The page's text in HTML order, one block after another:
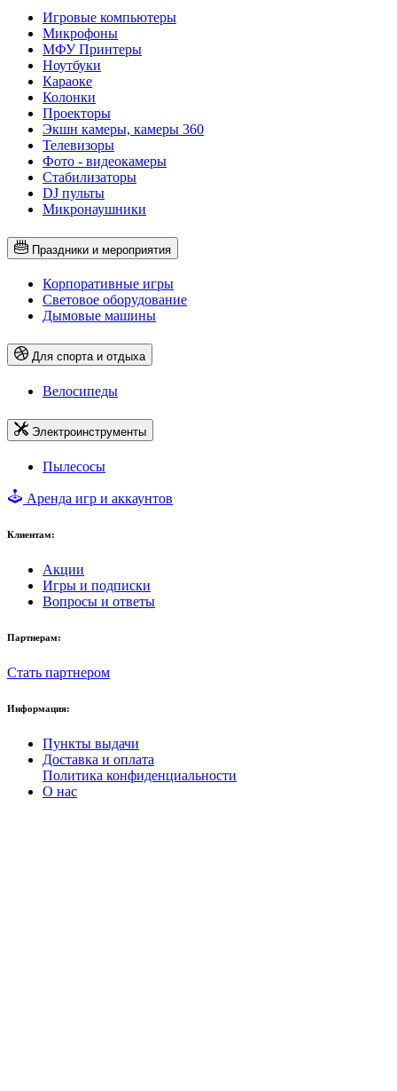
Игровые компьютеры
Микрофоны
МФУ Принтеры
Ноутбуки
Караоке
Колонки
Проекторы
Экшн камеры, камеры 360
Телевизоры
Фото - видеокамеры
Стабилизаторы
DJ пульты
Микронаушники
Праздники и мероприятия
Корпоративные игры
Световое оборудование
Дымовые машины
Для спорта и отдыха
Велосипеды
Электроинструменты
Пылесосы
Аренда игр и аккаунтов
Клиентам:
Акции
Игры и подписки
Вопросы и ответы
Партнерам:
Стать партнером
Информация:
Пункты выдачи
Доставка и оплата
Политика конфиденциальности
О нас